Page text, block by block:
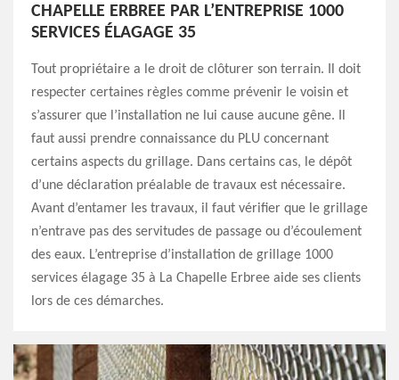
CHAPELLE ERBREE PAR L’ENTREPRISE 1000
SERVICES ÉLAGAGE 35
Tout propriétaire a le droit de clôturer son terrain. Il doit
respecter certaines règles comme prévenir le voisin et
s’assurer que l’installation ne lui cause aucune gêne. Il
faut aussi prendre connaissance du PLU concernant
certains aspects du grillage. Dans certains cas, le dépôt
d’une déclaration préalable de travaux est nécessaire.
Avant d’entamer les travaux, il faut vérifier que le grillage
n’entrave pas des servitudes de passage ou d’écoulement
des eaux. L’entreprise d’installation de grillage 1000
services élagage 35 à La Chapelle Erbree aide ses clients
lors de ces démarches.